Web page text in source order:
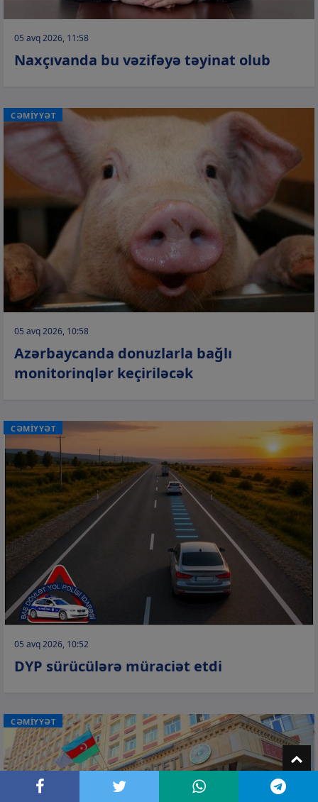
05 avq 2026, 11:58
Naxçıvanda bu vəzifəyə təyinat olub
CƏMİYYƏT
05 avq 2026, 10:58
Azərbaycanda donuzlarla bağlı
monitorinqlər keçiriləcək
CƏMİYYƏT
05 avq 2026, 10:52
DYP sürücülərə müraciət etdi
CƏMİYYƏT